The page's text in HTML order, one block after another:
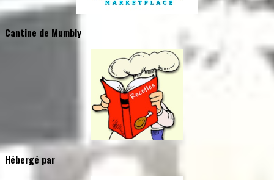
Cantine de Mumbly
Hébergé par